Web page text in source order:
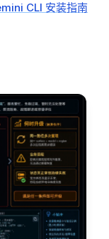
CLI 安装指南